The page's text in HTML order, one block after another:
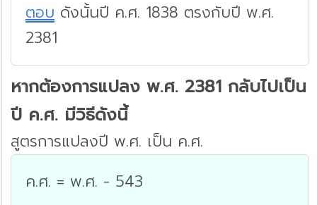
ตอบ ดังนั้นปี ค.ศ. 1838 ตรงกับปี พ.ศ.
2381
หากต้องการแปลง พ.ศ. 2381 กลับไปเป็น
ปี ค.ศ. มีวิธีดังนี้
สูตรการแปลงปี พ.ศ. เป็น ค.ศ.
ค.ศ. = พ.ศ. - 543